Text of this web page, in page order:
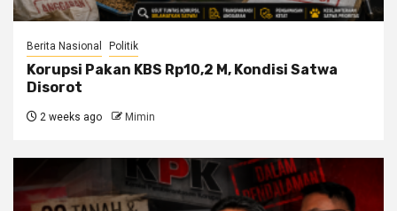
Berita Nasional Politik
Korupsi Pakan KBS Rp10,2 M, Kondisi Satwa
Disorot
2 weeks ago Mimin